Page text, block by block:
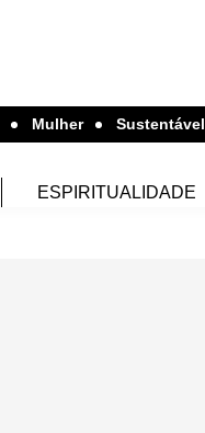
Mulher Sustentável
ESPIRITUALIDADE